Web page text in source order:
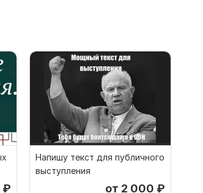
₽
Напишу текст для публичного
выступления
от 2 000 ₽